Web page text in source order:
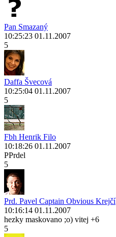
Pan Smazaný
10:25:23 01.11.2007
5
Daffa Švecová
10:25:04 01.11.2007
5
Fbh Henrik Filo
10:18:26 01.11.2007
PPrdel
5
Prd. Pavel Captain Obvious Krejčí
10:16:14 01.11.2007
hezky maskovano ;o) vitej +6
5